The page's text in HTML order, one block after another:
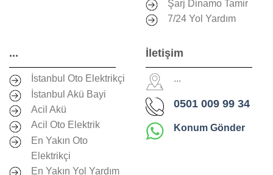
Şarj Dinamo Tamir
7/24 Yol Yardım
...
İstanbul Oto Elektrikçi
İstanbul Akü Bayi
Acil Akü
Acil Oto Elektrik
En Yakın Oto
Elektrikçi
En Yakın Yol Yardım
İletişim
...
0501 009 99 34
Konum Gönder